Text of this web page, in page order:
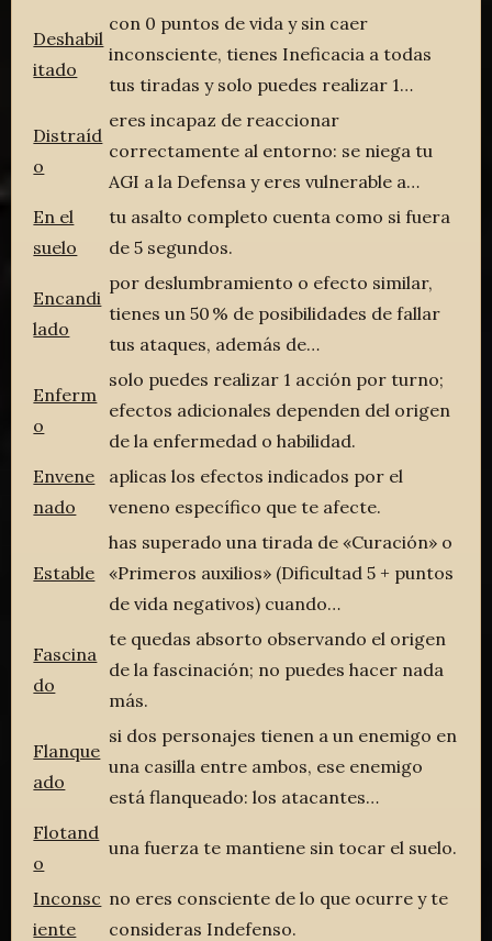
Deshabil
itado
con 0 puntos de vida y sin caer
inconsciente, tienes Ineficacia a todas
tus tiradas y solo puedes realizar 1…
Distraíd
o
eres incapaz de reaccionar
correctamente al entorno: se niega tu
AGI a la Defensa y eres vulnerable a…
En el
suelo
tu asalto completo cuenta como si fuera
de 5 segundos.
Encandi
lado
por deslumbramiento o efecto similar,
tienes un 50 % de posibilidades de fallar
tus ataques, además de…
Enferm
o
solo puedes realizar 1 acción por turno;
efectos adicionales dependen del origen
de la enfermedad o habilidad.
Envene
nado
aplicas los efectos indicados por el
veneno específico que te afecte.
Estable
has superado una tirada de «Curación» o
«Primeros auxilios» (Dificultad 5 + puntos
de vida negativos) cuando…
Fascina
do
te quedas absorto observando el origen
de la fascinación; no puedes hacer nada
más.
Flanque
ado
si dos personajes tienen a un enemigo en
una casilla entre ambos, ese enemigo
está flanqueado: los atacantes…
Flotand
o
una fuerza te mantiene sin tocar el suelo.
Inconsc
iente
no eres consciente de lo que ocurre y te
consideras Indefenso.